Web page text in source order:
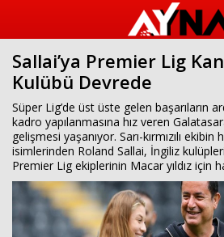
sohbet
cinsel
sohbet
sohbet
mobil
sohbet
islami
sohbetler
Sallai’ya Premier Lig
Kulübü Devrede
Süper Lig’de üst üste gelen başarıların
kadro yapılanmasına hız veren
gelişmesi yaşanıyor. Sarı-kırmızılı
isimlerinden Roland Sallai, İngiliz
Premier Lig ekiplerinin Macar yıldız için